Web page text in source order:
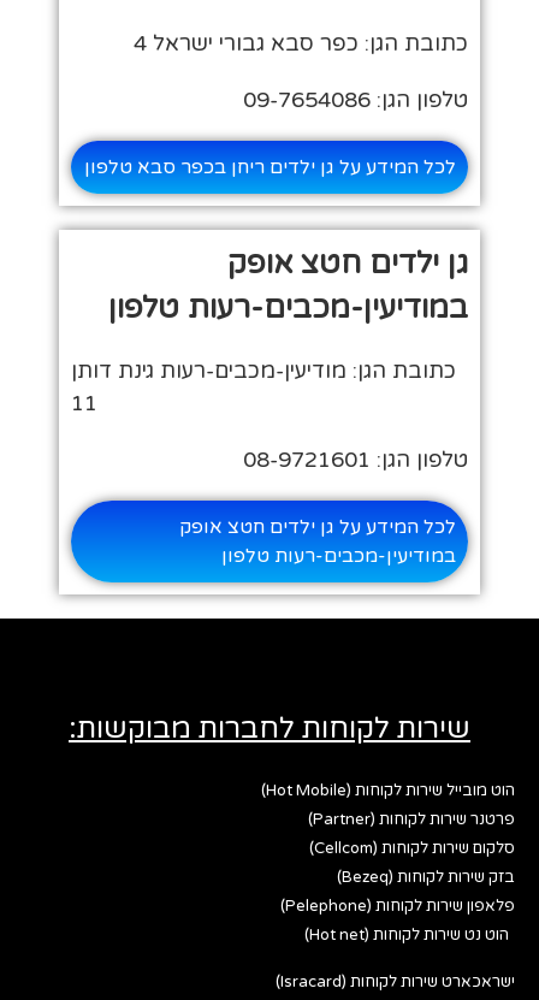
כתובת הגן: כפר סבא גבורי ישראל 4
טלפון הגן: 09-7654086
לכל המידע על גן ילדים ריחן בכפר סבא טלפון
גן ילדים חטצ אופק
במודיעין-מכבים-רעות טלפון
כתובת הגן: מודיעין-מכבים-רעות גינת דותן
11
טלפון הגן: 08-9721601
לכל המידע על גן ילדים חטצ אופק
במודיעין-מכבים-רעות טלפון
שירות לקוחות לחברות מבוקשות:
הוט מובייל שירות לקוחות (Hot Mobile)
פרטנר שירות לקוחות (Partner)
סלקום שירות לקוחות (Cellcom)
בזק שירות לקוחות (Bezeq)
פלאפון שירות לקוחות (Pelephone)
הוט נט שירות לקוחות (Hot net)
ישראכארט שירות לקוחות (Isracard)